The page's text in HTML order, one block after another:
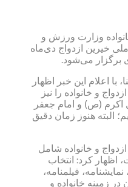
وزارت ورزش و
خیرین ازدواج دی‌ماه
برگزار می‌شود.
با اعلام این خبر اظهار
و خانواده را نیز
(ص) و امام جعفر
البته هنوز زمان دقیق
و خانواده شامل
کرد: انتخاب
فیلمنامه،
در زمینه خانواده و